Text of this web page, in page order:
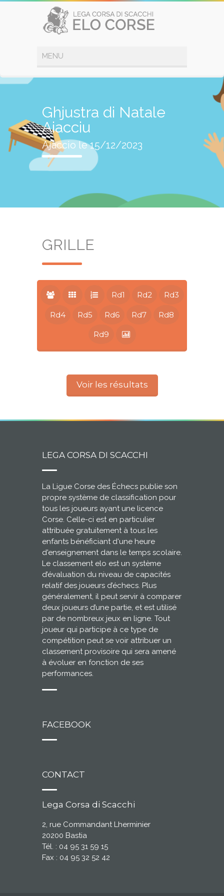
Ghjustra di Natale
Aiacciu
Ajaccio le 15/12/2023
GRILLE
Rd1 Rd2 Rd3
Rd4 Rd5 Rd6 Rd7 Rd8
Rd9
Voir les résultats
LEGA CORSA DI SCACCHI
La Ligue Corse des Échecs publie son
propre système de classification pour
tous les joueurs ayant une licence
Corse. Celle-ci est en particulier
attribuée gratuitement à tous les
enfants bénéficiant d'une heure
d'enseignement dans le temps scolaire.
Le classement elo est un système
d’évaluation du niveau de capacités
relatif des joueurs d’échecs. Plus
généralement, il peut servir à comparer
deux joueurs d’une partie, et est utilisé
par de nombreux jeux en ligne. Tout
joueur qui participe à ce type de
compétition peut se voir attribuer un
classement provisoire qui sera amené
à évoluer en fonction de ses
performances.
FACEBOOK
CONTACT
Lega Corsa di Scacchi
2, rue Commandant Lherminier
20200 Bastia
Tél. : 04 95 31 59 15
Fax : 04 95 32 52 42